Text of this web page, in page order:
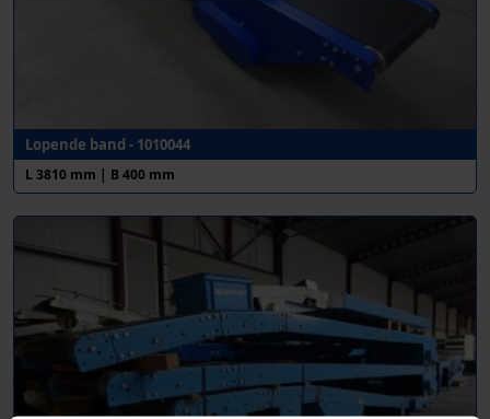
Lopende band - 1010044
L 3810 mm | B 400 mm